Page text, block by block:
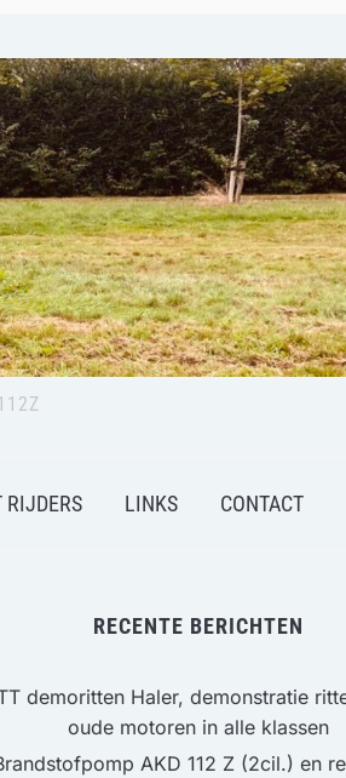
RIJDERS LINKS CONTACT
RECENTE BERICHTEN
demoritten Haler, demonstratie
oude motoren in alle klassen
AKD 112 Z (2cil.) en